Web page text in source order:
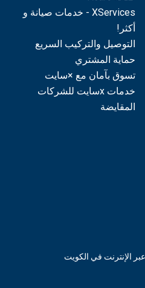
XServices - خدمات صيانة و
أكثر!
التوصيل والتركيب السريع
حماية المشتري
تسوق بآمان مع ×سايت
خدمات xسايت للشركات
المقايضة
الإنترنت في الكويت